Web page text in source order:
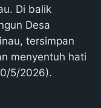
Di balik
Desa
tersimpan
menyentuh hati
5/2026).